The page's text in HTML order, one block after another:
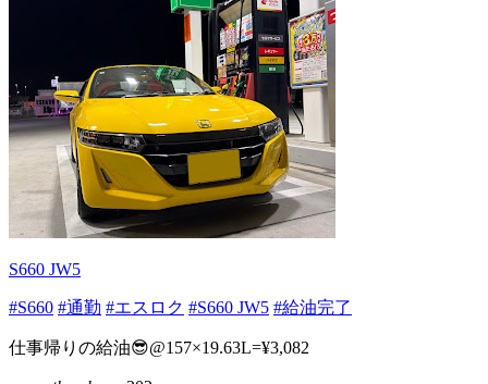
S660 JW5
#S660 #通勤 #エスロク #S660 JW5 #給油完了
仕事帰りの給油😎@157×19.63L=¥3,082